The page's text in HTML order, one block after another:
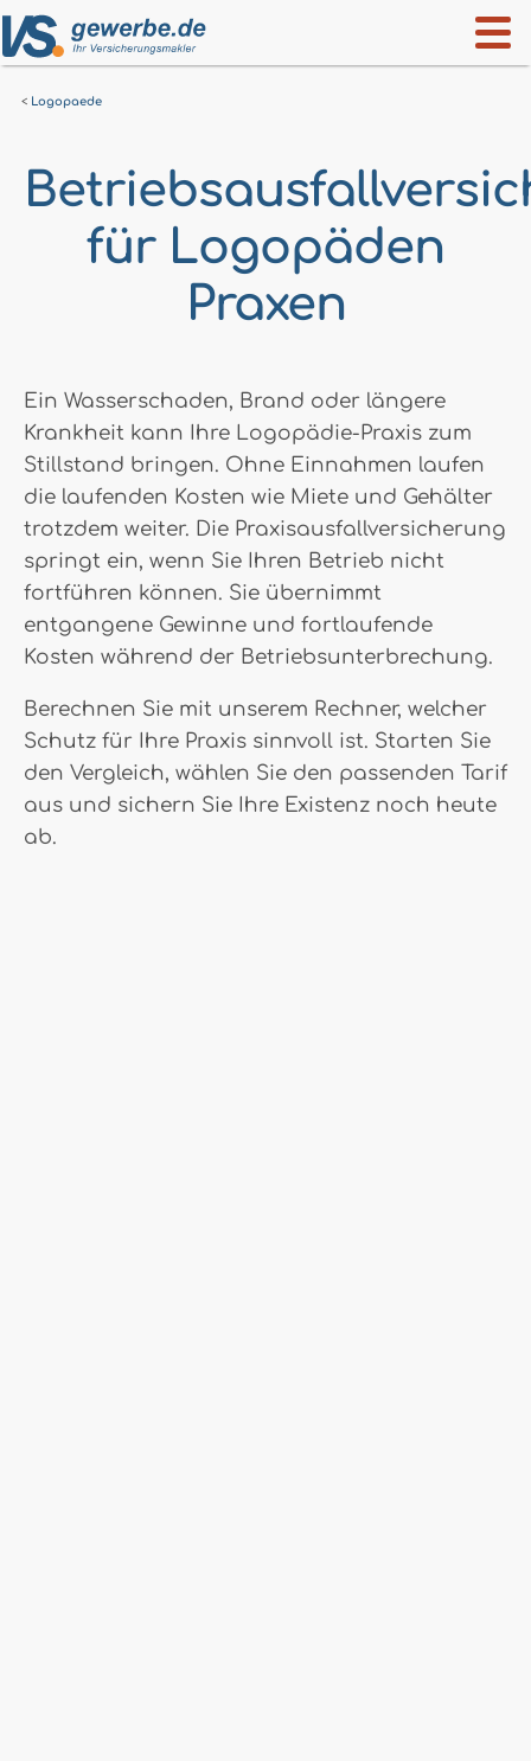
Logopaede
für Logopäden
Praxen
Ein Wasserschaden, Brand oder längere
Krankheit kann Ihre Logopädie-Praxis zum
Stillstand bringen. Ohne Einnahmen laufen
die laufenden Kosten wie Miete und Gehälter
trotzdem weiter. Die Praxisausfallversicherung
springt ein, wenn Sie Ihren Betrieb nicht
fortführen können. Sie übernimmt
entgangene Gewinne und fortlaufende
Kosten während der Betriebsunterbrechung.
Berechnen Sie mit unserem Rechner, welcher
Schutz für Ihre Praxis sinnvoll ist. Starten Sie
den Vergleich, wählen Sie den passenden Tarif
aus und sichern Sie Ihre Existenz noch heute
ab.